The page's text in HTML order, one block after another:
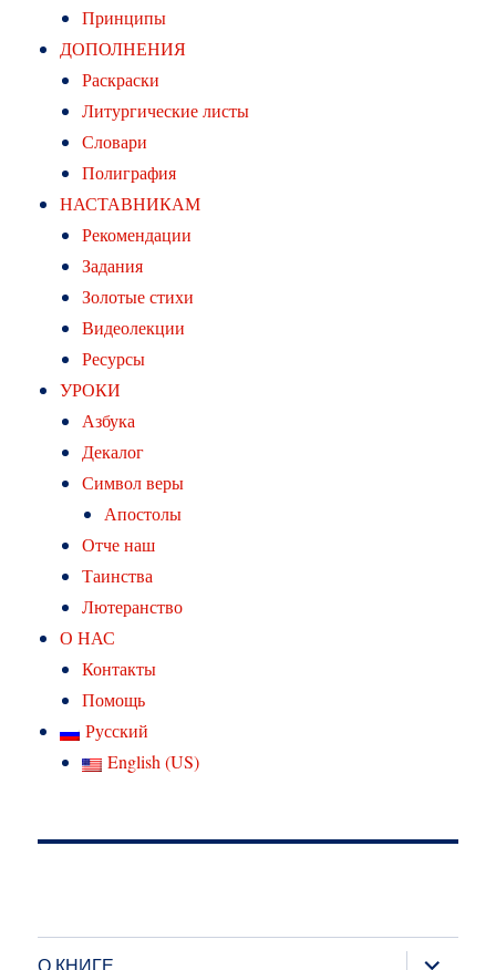
Принципы
ДОПОЛНЕНИЯ
Раскраски
Литургические листы
Словари
Полиграфия
НАСТАВНИКАМ
Рекомендации
Задания
Золотые стихи
Видеолекции
Ресурсы
УРОКИ
Азбука
Декалог
Символ веры
Апостолы
Отче наш
Таинства
Лютеранство
О НАС
Контакты
Помощь
Русский
English (US)
О КНИГЕ раскрыть